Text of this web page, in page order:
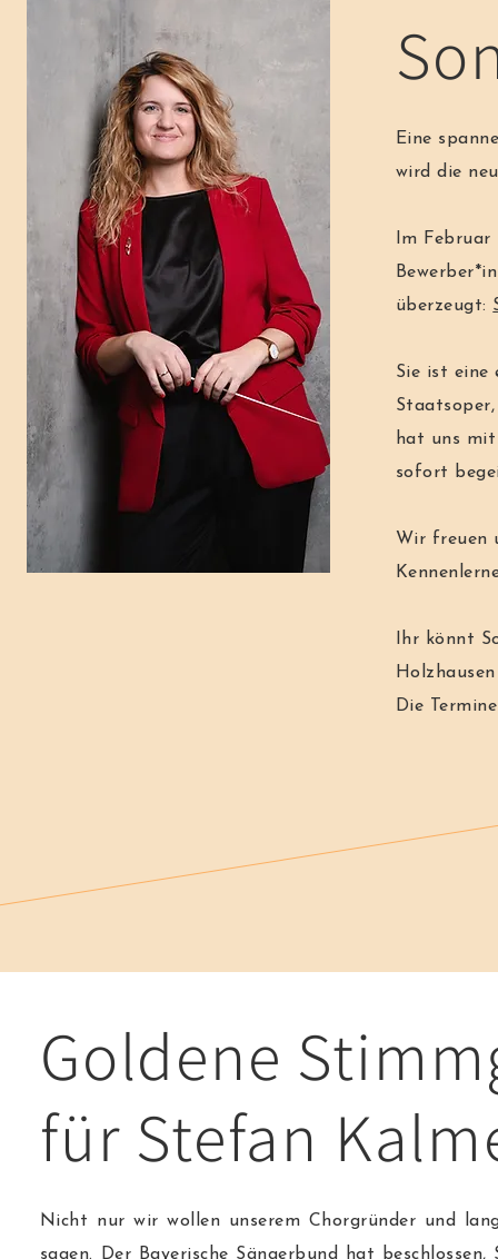
Eine
wird die
Im
überzeugt:
Sie ist eine
hat uns mit
sofort
Wir freuen
Ihr könnt
Die
Goldene
für Stefan
Nicht nur wir wollen unserem Chorgründer und
sagen. Der Bayerische Sängerbund hat